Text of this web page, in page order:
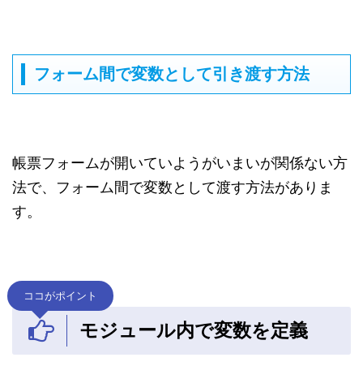
フォーム間で変数として引き渡す方法
帳票フォームが開いていようがいまいが関係ない方
法で、フォーム間で変数として渡す方法がありま
す。
ココがポイント
モジュール内で変数を定義